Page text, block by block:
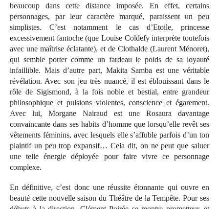
beaucoup dans cette distance imposée. En effet, certains
personnages, par leur caractère marqué, paraissent un peu
simplistes. C’est notamment le cas d’Etoile, princesse
excessivement fantoche (que Louise Coldefy interprète toutefois
avec une maîtrise éclatante), et de Clothalde (Laurent Ménoret),
qui semble porter comme un fardeau le poids de sa loyauté
infaillible. Mais d’autre part, Makita Samba est une véritable
révélation. Avec son jeu très nuancé, il est éblouissant dans le
rôle de Sigismond, à la fois noble et bestial, entre grandeur
philosophique et pulsions violentes, conscience et égarement.
Avec lui, Morgane Nairaud est une Rosaura davantage
convaincante dans ses habits d’homme que lorsqu’elle revêt ses
vêtements féminins, avec lesquels elle s’affuble parfois d’un ton
plaintif un peu trop expansif… Cela dit, on ne peut que saluer
une telle énergie déployée pour faire vivre ce personnage
complexe.
En définitive, c’est donc une réussite étonnante qui ouvre en
beauté cette nouvelle saison du Théâtre de la Tempête. Pour ses